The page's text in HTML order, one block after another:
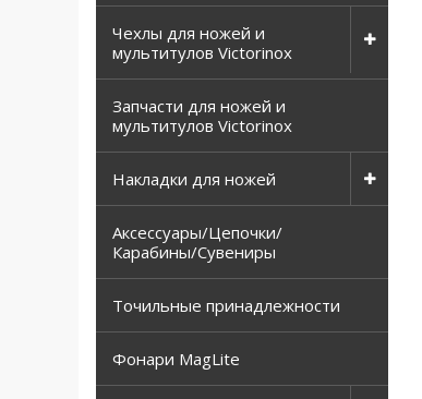
Чехлы для ножей и
мультитулов Victorinox
Запчасти для ножей и
мультитулов Victorinox
Накладки для ножей
Аксессуары/Цепочки/
Карабины/Сувениры
Точильные принадлежности
Фонари MagLite